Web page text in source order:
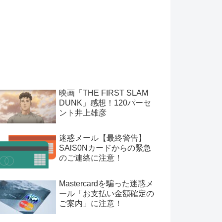
映画「THE FIRST SLAM
DUNK」感想！120パーセ
ント井上雄彦
迷惑メール【最終警告】
SAlS0Nカードからの緊急
のご連絡に注意！
Mastercardを騙った迷惑メ
ール「お支払い金額確定の
ご案内」に注意！